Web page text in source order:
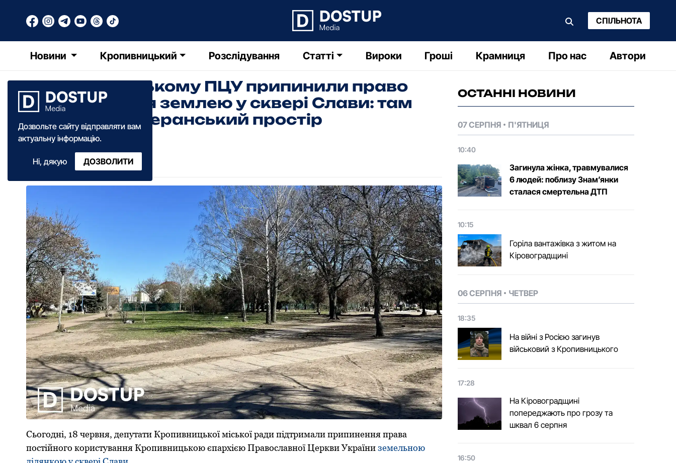
СПІЛЬНОТА
Новини Кропивницький Розслідування Статті Вироки Гроші Крамниця Про нас Автори
Дозвольте сайту відправляти вам
актуальну інформацію.
Ні, дякую ДОЗВОЛИТИ
У Кропивницькому ПЦУ припинили право
користування землею у сквері Слави: там
планують ветеранський простір
18 червня·2026
Сьогодні, 18 червня, депутати Кропивницької міської ради підтримали припинення права
постійного користування Кропивницькою єпархією Православної Церкви Україниземельною
ОСТАННІ НОВИНИ
07 СЕРПНЯ П'ЯТНИЦЯ
10:40
Загинула жінка, травмувалися
6 людей: поблизу Знам’янки
сталася смертельна ДТП
10:15
Горіла вантажівка з житом на
Кіровоградщині
06 СЕРПНЯ ЧЕТВЕР
18:35
На війні з Росією загинув
військовий з Кропивницького
17:28
На Кіровоградщині
попереджають про грозу та
шквал 6 серпня
16:50